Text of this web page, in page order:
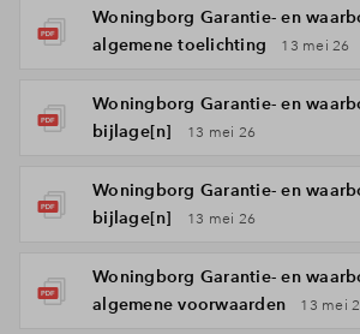
Woningborg Garantie- en
algemene toelichting
13 mei 26
Woningborg Garantie- en
bijlage[n]
13 mei 26
Woningborg Garantie- en
bijlage[n]
13 mei 26
Woningborg Garantie- en
algemene voorwaarden
13 mei